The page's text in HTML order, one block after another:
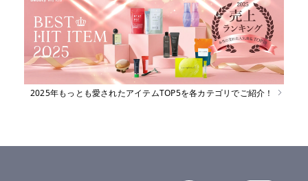
2025年もっとも愛されたアイテムTOP5を各カテゴリでご紹介！